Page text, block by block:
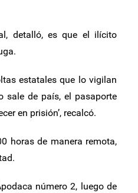
detalló, es que el ilícito
estatales que lo vigilan
sale de país, el pasaporte
en prisión’, recalcó.
horas de manera remota,
número 2, luego de